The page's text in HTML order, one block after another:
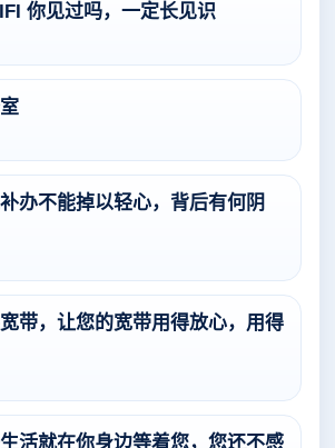
你见过吗，一定长见识
办不能掉以轻心，背后有何阴
带，让您的宽带用得放心，用得
活就在你身边等着您，您还不感